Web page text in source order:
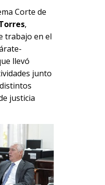
Corte de
,
trabajo en el
llevó
junto
justicia